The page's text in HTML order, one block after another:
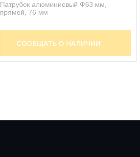
Патрубок алюминиевый Ф63 мм,
прямой, 76 мм
СООБЩАТЬ О НАЛИЧИИ